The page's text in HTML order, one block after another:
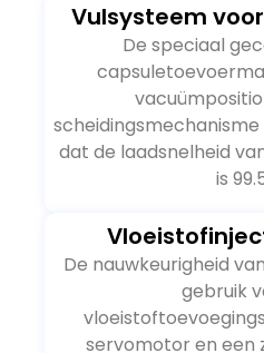
Vulsysteem
De speciaal
dat de laadsnelheid
is
De nauwkeurigheid
gebruik
servomotor en een